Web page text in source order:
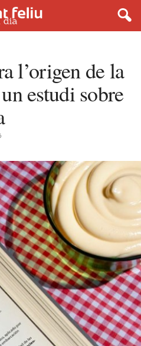
l’origen de la
estudi sobre